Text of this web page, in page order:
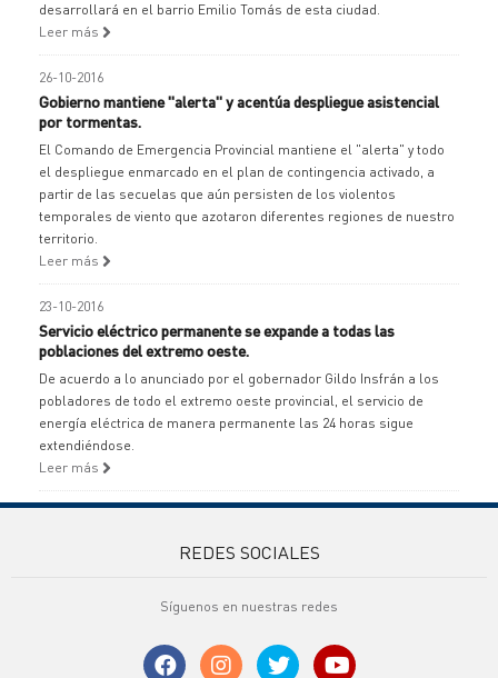
desarrollará en el barrio Emilio Tomás de esta ciudad.
Leer más
26-10-2016
Gobierno mantiene "alerta" y acentúa despliegue asistencial
por tormentas.
El Comando de Emergencia Provincial mantiene el "alerta" y todo
el despliegue enmarcado en el plan de contingencia activado, a
partir de las secuelas que aún persisten de los violentos
temporales de viento que azotaron diferentes regiones de nuestro
territorio.
Leer más
23-10-2016
Servicio eléctrico permanente se expande a todas las
poblaciones del extremo oeste.
De acuerdo a lo anunciado por el gobernador Gildo Insfrán a los
pobladores de todo el extremo oeste provincial, el servicio de
energía eléctrica de manera permanente las 24 horas sigue
extendiéndose.
Leer más
REDES SOCIALES
Síguenos en nuestras redes